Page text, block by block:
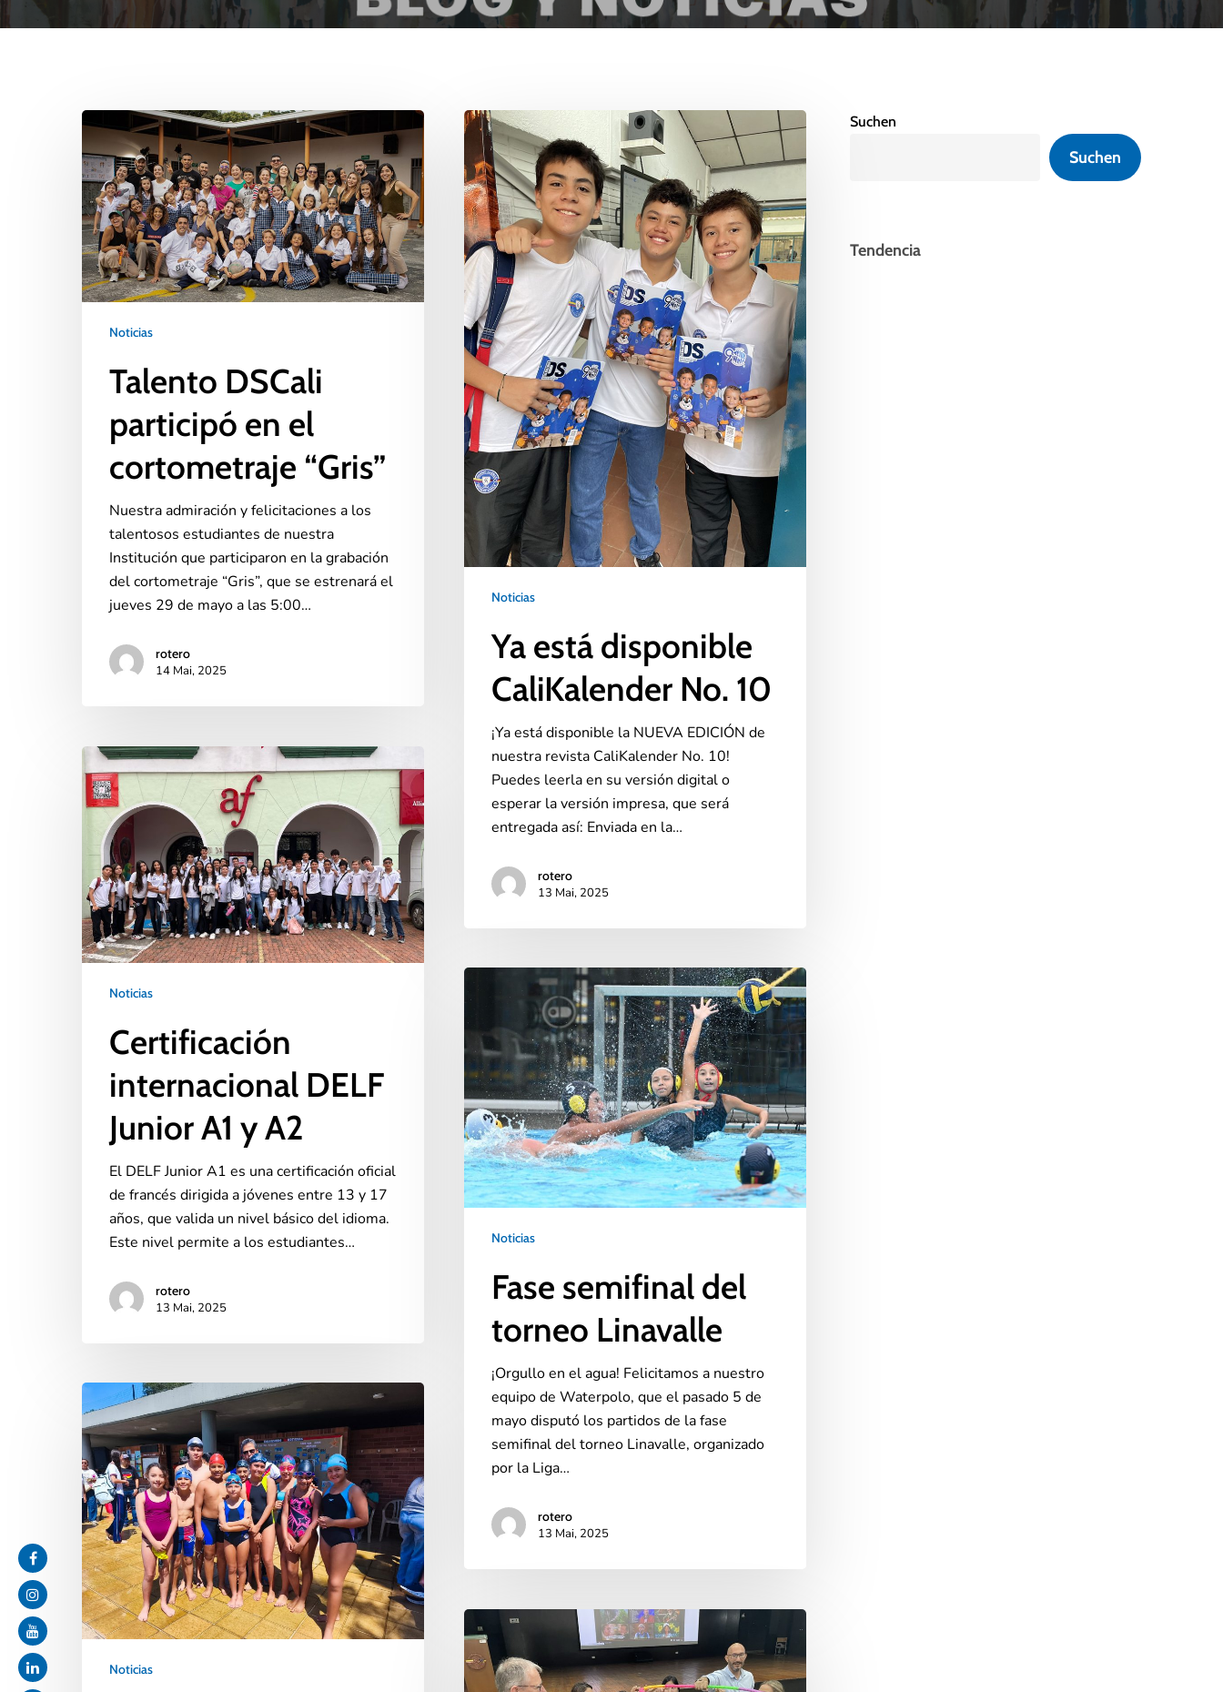
Noticias
Talento DSCali
participó en el
cortometraje “Gris”
Nuestra admiración y felicitaciones a los
talentosos estudiantes de nuestra
Institución que participaron en la grabación
del cortometraje “Gris”, que se estrenará el
jueves 29 de mayo a las 5:00…
rotero
14 Mai, 2025
Noticias
Ya está disponible
CaliKalender No. 10
¡Ya está disponible la NUEVA EDICIÓN de
nuestra revista CaliKalender No. 10!
Puedes leerla en su versión digital o
esperar la versión impresa, que será
entregada así: Enviada en la…
rotero
13 Mai, 2025
Noticias
Certificación
internacional DELF
Junior A1 y A2
El DELF Junior A1 es una certificación oficial
de francés dirigida a jóvenes entre 13 y 17
años, que valida un nivel básico del idioma.
Este nivel permite a los estudiantes…
rotero
13 Mai, 2025
Noticias
Fase semifinal del
torneo Linavalle
¡Orgullo en el agua! Felicitamos a nuestro
equipo de Waterpolo, que el pasado 5 de
mayo disputó los partidos de la fase
semifinal del torneo Linavalle, organizado
por la Liga…
rotero
13 Mai, 2025
Noticias
Suchen
Suchen
Tendencia